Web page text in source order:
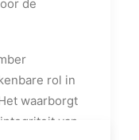
de
rol in
waarborgt
van